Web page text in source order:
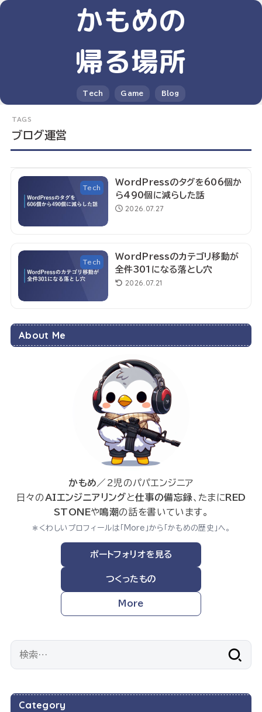
かもめの
帰る場所
Tech Game Blog
ブログ運営
Tech
WordPressのタグを606個か
ら490個に減らした話
2026.07.27
Tech
WordPressのカテゴリ移動が
全件301になる落とし穴
2026.07.21
About Me
かもめ ／2児のパパエンジニア
日々のAIエンジニアリングと仕事の備忘録、たまに RED
STONEや鳴潮の話を書いています。
＊くわしいプロフィールは「More」から「かもめの歴史」へ。
ポートフォリオを見る
つくったもの
More
Category